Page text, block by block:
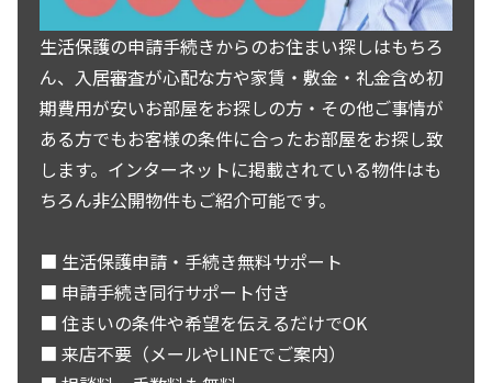
生活保護の申請手続きからのお住まい探しはもちろ
ん、入居審査が心配な方や家賃・敷金・礼金含め初
期費用が安いお部屋をお探しの方・その他ご事情が
ある方でもお客様の条件に合ったお部屋をお探し致
します。インターネットに掲載されている物件はも
ちろん非公開物件もご紹介可能です。
■ 生活保護申請・手続き無料サポート
■ 申請手続き同行サポート付き
■ 住まいの条件や希望を伝えるだけでOK
■ 来店不要（メールやLINEでご案内）